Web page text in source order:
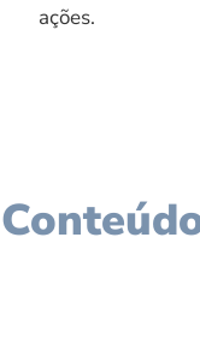
ações.